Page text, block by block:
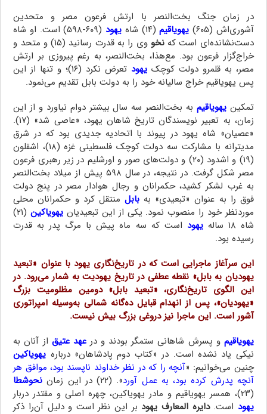
در زمان جنگ بخت‌النصر با ارتش فرعون مصر و متحدین
آشوری‌اش (۶۰۵)
یهویاقیم(۱۴) شاه یهود
(۶۰۹-۵۹۸) است. او شاه
دست‌نشانده‌ای است کهنخو
وی را به قدرت رسانید (۱۵) و متحد و
خراج‌گزار فرعون بود. مع‌هذا، بخت‌النصر، به رغم پیروزی بر ارتش
مصر، به قلمرو دولت کوچکیهود
تعرض نکرد (۱۶)؛ و تنها از این
پس یهویاقیم خراج سالیانه خود را به دولت بابل تقدیم می‌نمود.
تمکینیهویاقیم به بخت‌النصر سه سال بیشتر دوام نیاورد و از این
زمان، به تعبیر نویسندگان تاریخ شاهان یهود، «عاصی شد» (۱۷).
«عصیان» شاه یهود در پیوند با اتحادیه جدیدی بود که در شرق
مدیترانه با مشارکت سه دولت کوچک فلسطینی غزه (۱۸)، اشقلون
(۱۹) و اشدود (۲۰) و دولت‌های صور و اورشلیم در زیر رهبری فرعون
مصر شکل گرفت. در نتیجه، در سال ۵۹۸ پیش از میلاد بخت‌النصر
به غرب لشکر کشید، حکمرانان و رجال هوادار مصر در پنج دولت
فوق را به عنوان «تبعیدی» بهبابل منتقل کرد و حکمرانان محلی
موردنظر خود را منصوب نمود. یکی از این تبعیدیان یهویاکین
(۲۱)
شاه ۱۸ ساله
یهود است که سه ماه پیش با مرگ پدر به قدرت
رسیده بود.
این سرآغاز ماجرایی است که در تاریخ‌نگاری یهود با عنوان «تبعید
یهودیان به بابل» نقطه عطفی در تاریخ یهودیت به شمار می‌رود. در
این الگوی تاریخ‌نگاری، «تبعید بابل» دومین مظلومیت بزرگ
«یهودیان»، پس از انهدام قبایل ده‌گانه شمالی به‌وسیله امپراتوری
آشور است. این ماجرا نیز دروغی بزرگ بیش نیست.
یهویاقیم و پسرش شاهانی ستمگر بودند و درعهد عتیق از آنان به
نیکی یاد نشده است. در «کتاب دوم پادشاهان» درباره یهویاکین
چنین می‌خوانیم: «آنچه را که در نظر خداوند ناپسند بود، موافق هر
آنچه پدرش کرده بود، به عمل آورد». (۲۲) در این زمان
نحوشطا
(۲۳)، همسر یهویاقیم و مادر یهویاکین، چهره اصلی و مقتدر دربار
یهود است.دایره المعارف یهود بر این نظر است و دلیل آن‌را ذکر